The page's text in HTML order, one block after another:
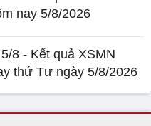
nay 5/8/2026
8 - Kết quả XSMN
thứ Tư ngày 5/8/2026